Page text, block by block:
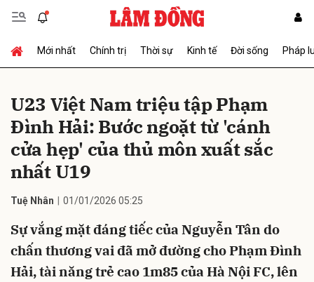
Mới nhất Chính trị Thời sự Kinh tế Đời sống Pháp
U23 Việt Nam triệu tập Phạm
Đình Hải: Bước ngoặt từ 'cánh
cửa hẹp' của thủ môn xuất sắc
nhất U19
Tuệ Nhân 01/01/2026 05:25
Sự vắng mặt đáng tiếc của Nguyễn Tân do
chấn thương vai đã mở đường cho Phạm Đình
Hải, tài năng trẻ cao 1m85 của Hà Nội FC, lên
Gửi bình luận